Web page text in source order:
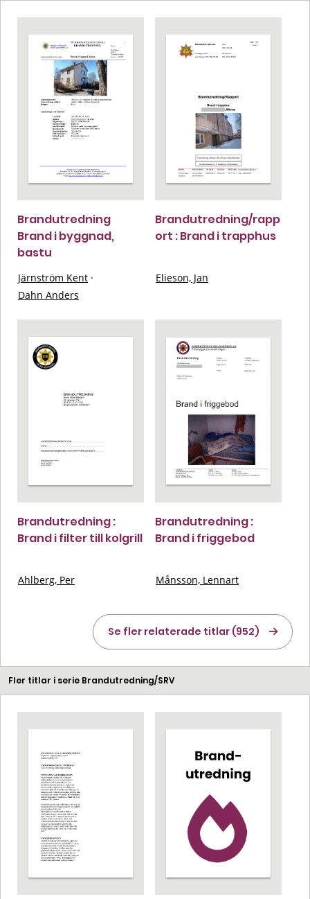
Brandutredning
Brand i byggnad,
bastu
Järnström Kent ·
Dahn Anders
Brandutredning/rapp
ort : Brand i trapphus
Elieson, Jan
Brandutredning :
Brand i filter till kolgrill
Ahlberg, Per
Brandutredning :
Brand i friggebod
Månsson, Lennart
Se fler relaterade titlar (952)
Fler titlar i serie Brandutredning/SRV